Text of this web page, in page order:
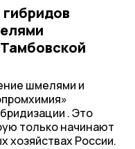
шмелями и
. Это
только начинают
хозяйствах России.